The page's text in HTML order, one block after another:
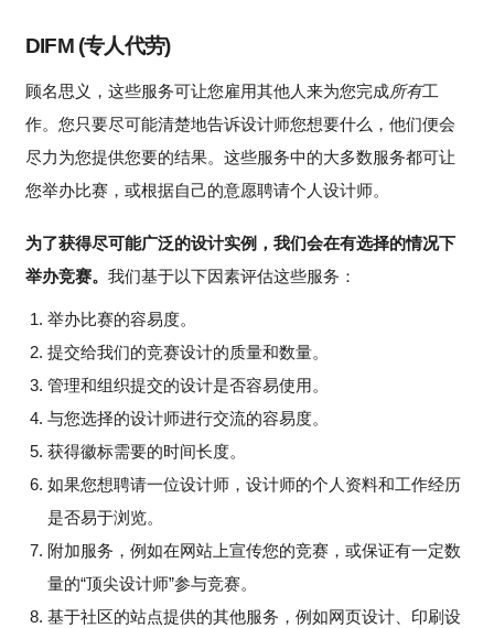
DIFM (专人代劳)
顾名思义，这些服务可让您雇用其他人来为您完成所有工
作。您只要尽可能清楚地告诉设计师您想要什么，他们便会
尽力为您提供您要的结果。这些服务中的大多数服务都可让
您举办比赛，或根据自己的意愿聘请个人设计师。
为了获得尽可能广泛的设计实例，我们会在有选择的情况下
举办竞赛。 我们基于以下因素评估这些服务：
举办比赛的容易度。
提交给我们的竞赛设计的质量和数量。
管理和组织提交的设计是否容易使用。
与您选择的设计师进行交流的容易度。
获得徽标需要的时间长度。
如果您想聘请一位设计师，设计师的个人资料和工作经历
是否易于浏览。
附加服务，例如在网站上宣传您的竞赛，或保证有一定数
量的“顶尖设计师”参与竞赛。
基于社区的站点提供的其他服务，例如网页设计、印刷设